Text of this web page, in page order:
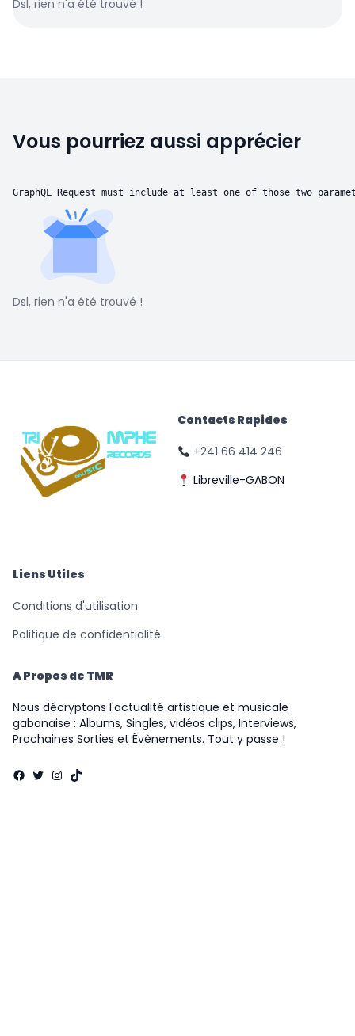
Dsl, rien n'a été trouvé !
Vous pourriez aussi apprécier
GraphQL Request must include at least one of those two
Dsl, rien n'a été trouvé !
Contacts Rapides
+241 66 414 246
Libreville-GABON
Liens Utiles
Conditions d'utilisation
Politique de confidentialité
A Propos de TMR
Nous décryptons l'actualité artistique et musicale
gabonaise : Albums, Singles, vidéos clips, Interviews,
Prochaines Sorties et Évènements. Tout y passe !
Facebook
Twitter
Instagram
TikTok